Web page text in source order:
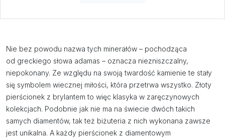
Nie bez powodu nazwa tych minerałów – pochodząca
od greckiego słowa adamas – oznacza niezniszczalny,
niepokonany. Ze względu na swoją twardość kamienie te stały
się symbolem wiecznej miłości, która przetrwa wszystko. Złoty
pierścionek z brylantem to więc klasyka w zaręczynowych
kolekcjach. Podobnie jak nie ma na świecie dwóch takich
samych diamentów, tak też biżuteria z nich wykonana zawsze
jest unikalna. A każdy pierścionek z diamentowym